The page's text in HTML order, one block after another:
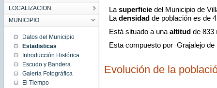
LOCALIZACION
MUNICIPIO
Datos del Municipio
Estadisticas
Introducción Histórica
Escudo y Bandera
Galería Fotográfica
El Tiempo
La superficiedel Municipio de
La densidadde población es de
Está situado a una altitudde 833
Esta compuesto por Grajalejo
Evolución de la